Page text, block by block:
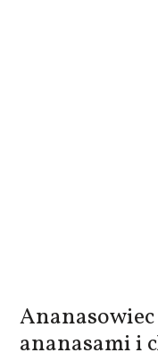
ananasami i